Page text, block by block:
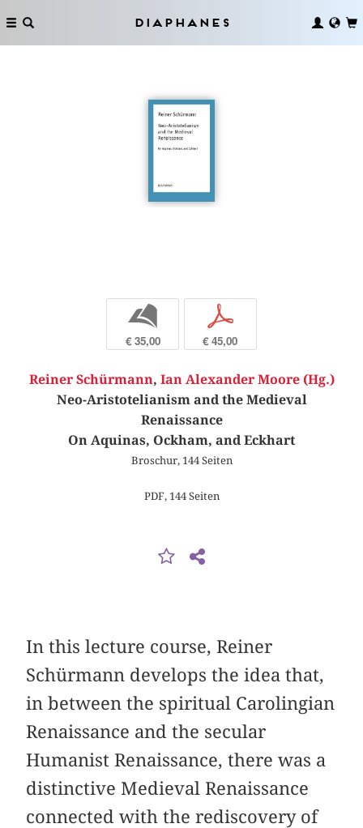
Diaphanes
b
€ 35,00
p
€ 45,00
Reiner Schürmann, Ian Alexander Moore (Hg.)
Neo-Aristotelianism and the Medieval
Renaissance
On Aquinas, Ockham, and Eckhart
Broschur, 144 Seiten
PDF, 144 Seiten
In this lecture course, Reiner
Schürmann develops the idea that,
in between the spiritual Carolingian
Renaissance and the secular
Humanist Renaissance, there was a
distinctive Medieval Renaissance
connected with the rediscovery of